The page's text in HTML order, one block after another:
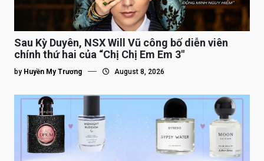
Sau Kỳ Duyên, NSX Will Vũ công bố diễn viên
chính thứ hai của “Chị Chị Em Em 3″
by Huyền My Trương August 8, 2026